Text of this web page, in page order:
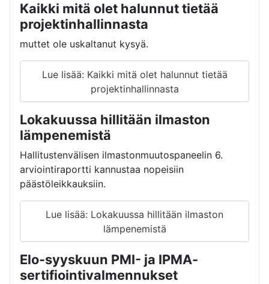
Kaikki mitä olet halunnut tietää
projektinhallinnasta
muttet ole uskaltanut kysyä.
Lue lisää: Kaikki mitä olet halunnut tietää
projektinhallinnasta
Lokakuussa hillitään ilmaston
lämpenemistä
Hallitustenvälisen ilmastonmuutospaneelin 6.
arviointiraportti kannustaa nopeisiin
päästöleikkauksiin.
Lue lisää: Lokakuussa hillitään ilmaston
lämpenemistä
Elo-syyskuun PMI- ja IPMA-
sertifiointivalmennukset